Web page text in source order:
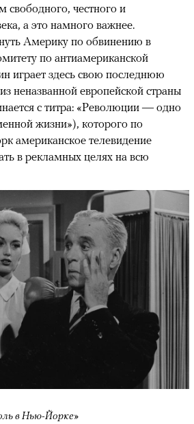
честного и
а это намного важнее.
Америку по обвинению в
по антиамериканской
играет здесь свою последнюю
неназванной европейской страны
с титра: «Революции — одно
жизни»), которого по
американское телевидение
в рекламных целях на всю
в Нью-Йорке»